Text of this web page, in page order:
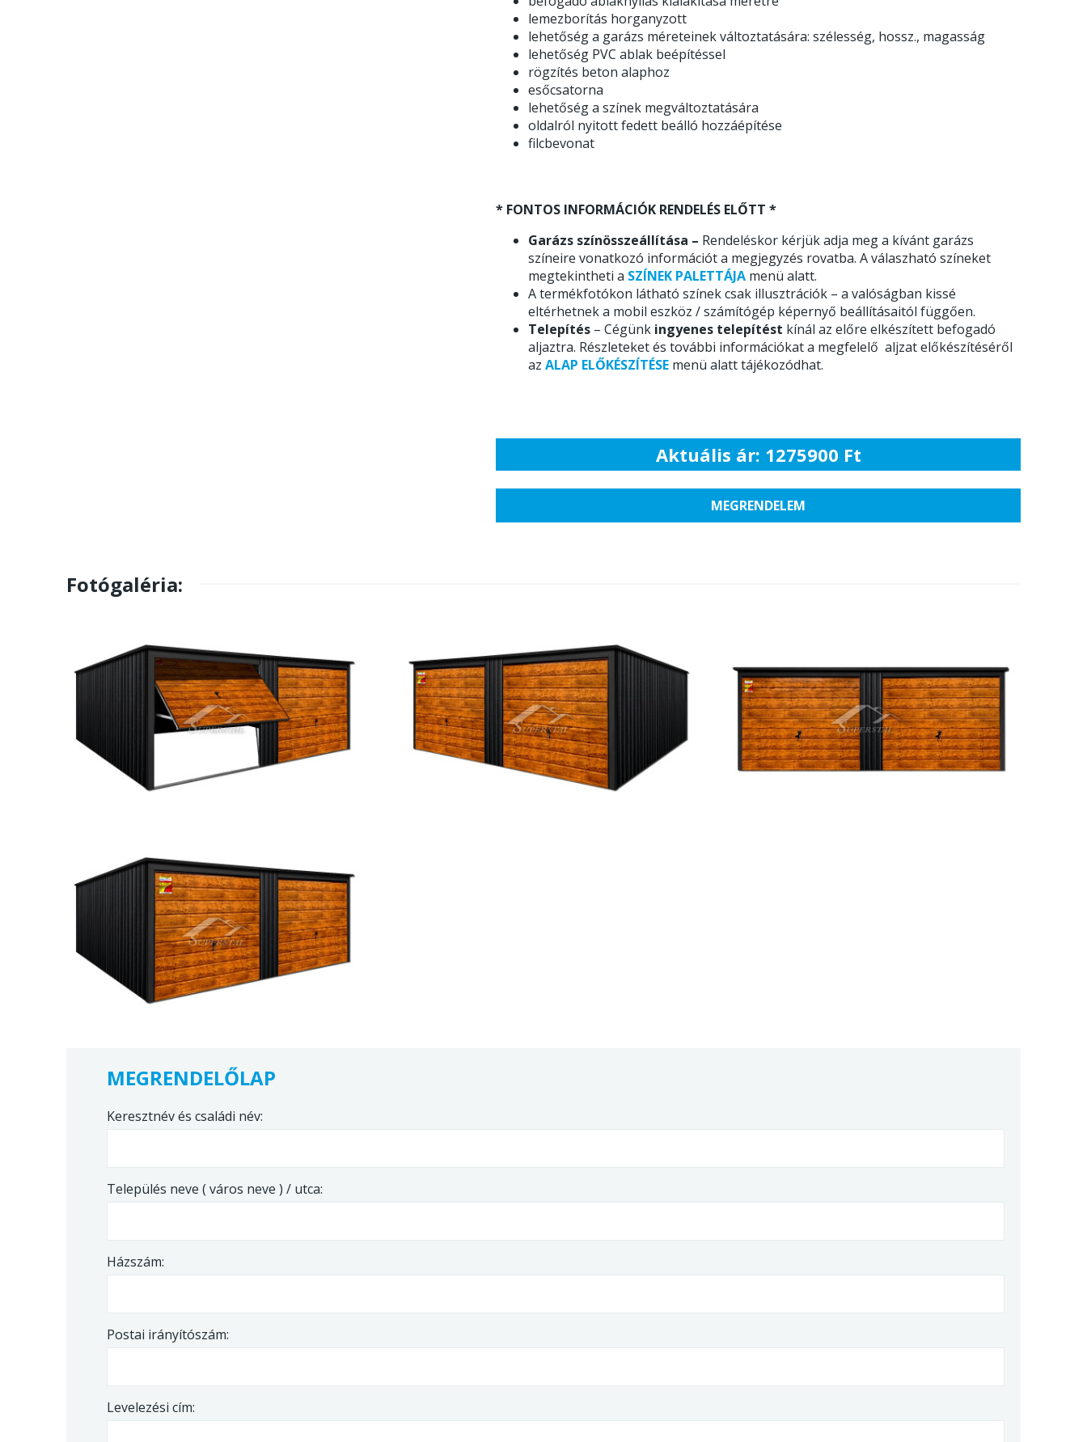
lemezborítás horganyzott
lehetőség a garázs méreteinek változtatására: szélesség, hossz., magasság
lehetőség PVC ablak beépítéssel
rögzítés beton alaphoz
esőcsatorna
lehetőség a színek megváltoztatására
oldalról nyitott fedett beálló hozzáépítése
filcbevonat
* FONTOS INFORMÁCIÓK RENDELÉS ELŐTT *
Garázs színösszeállítása – Rendeléskor kérjük adja meg a kívánt garázs
színeire vonatkozó információt a megjegyzés rovatba. A válaszható színeket
megtekintheti a SZÍNEK PALETTÁJA menü alatt.
A termékfotókon látható színek csak illusztrációk – a valóságban kissé
eltérhetnek a mobil eszköz / számítógép képernyő beállításaitól függően.
Telepítés – Cégünk ingyenes telepítést kínál az előre elkészített befogadó
aljaztra. Részleteket és további információkat a megfelelő aljzat előkészítéséről
az ALAP ELŐKÉSZÍTÉSE menü alatt tájékozódhat.
Aktuális ár: 1275900 Ft
MEGRENDELEM
Fotógaléria:
MEGRENDELŐLAP
Keresztnév és családi név:
Település neve ( város neve ) / utca:
Házszám:
Postai irányítószám:
Levelezési cím: